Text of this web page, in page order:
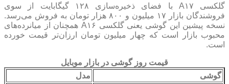
گلکسی A۱۷ با فضای ذخیره‌سازی ۱۲۸ گیگابایت از سوی
فروشندگان بازار ۱۷ میلیون و ۸۰۰ هزار تومان به فروش می‌رسد.
نسخه پیشین این گوشی یعنی گلکسی A۱۶ همچنان از میانرده‌های
محبوب بازار است که چهار میلیون تومان ارزان‌تر قیمت خورده
است.
قیمت روز گوشی در بازار موبایل
گوشی
مدل